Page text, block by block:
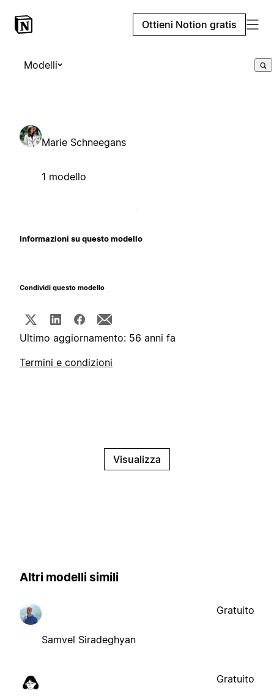
Ottieni Notion gratis
Modelli
Marie Schneegans
1 modello
Informazioni su questo modello
Condividi questo modello
Ultimo aggiornamento: 56 anni fa
Termini e condizioni
Visualizza
Altri modelli simili
Samvel Siradeghyan
Gratuito
Gratuito